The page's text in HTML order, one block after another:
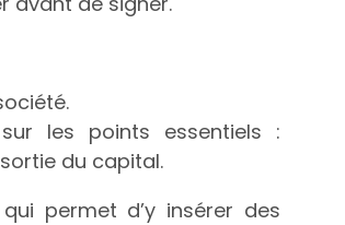
les points essentiels :
du capital.
permet d’y insérer des